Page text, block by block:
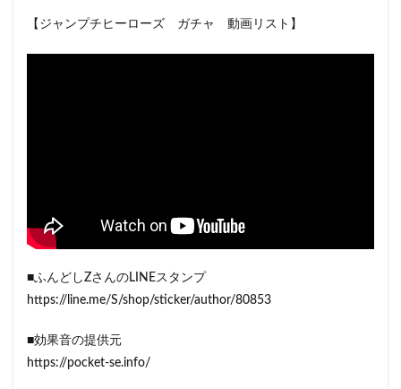
【ジャンプチヒーローズ ガチャ 動画リスト】
■ふんどしZさんのLINEスタンプ
https://line.me/S/shop/sticker/author/80853
■効果音の提供元
https://pocket-se.info/